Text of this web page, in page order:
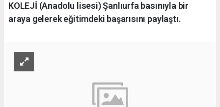
KOLEJİ (Anadolu lisesi) Şanlıurfa basınıyla bir
araya gelerek eğitimdeki başarısını paylaştı.